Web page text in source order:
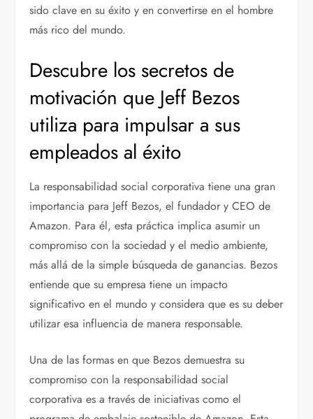
sido clave en su éxito y en convertirse en el hombre
más rico del mundo.
Descubre los secretos de
motivación que Jeff Bezos
utiliza para impulsar a sus
empleados al éxito
La responsabilidad social corporativa tiene una gran
importancia para Jeff Bezos, el fundador y CEO de
Amazon. Para él, esta práctica implica asumir un
compromiso con la sociedad y el medio ambiente,
más allá de la simple búsqueda de ganancias. Bezos
entiende que su empresa tiene un impacto
significativo en el mundo y considera que es su deber
utilizar esa influencia de manera responsable.
Una de las formas en que Bezos demuestra su
compromiso con la responsabilidad social
corporativa es a través de iniciativas como el